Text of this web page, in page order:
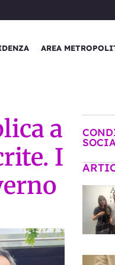
AREA
a
I